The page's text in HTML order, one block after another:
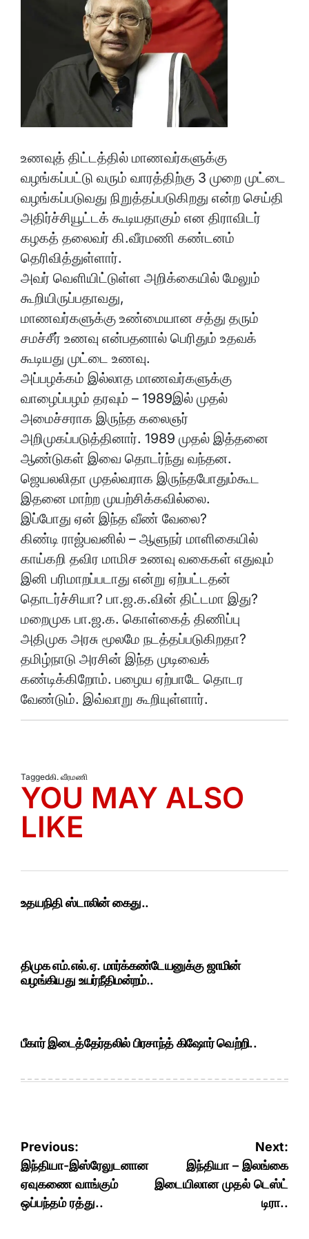
உணவுத் திட்டத்தில் மாணவர்களுக்கு
வழங்கப்பட்டு வரும் வாரத்திற்கு 3 முறை முட்டை
வழங்கப்படுவது நிறுத்தப்படுகிறது என்ற செய்தி
அதிர்ச்சியூட்டக் கூடியதாகும் என திராவிடர்
கழகத் தலைவர் கி.வீரமணி கண்டனம்
தெரிவித்துள்ளார்.
அவர் வெளியிட்டுள்ள அறிக்கையில் மேலும்
கூறியிருப்பதாவது,
மாணவர்களுக்கு உண்மையான சத்து தரும்
சமச்சீர் உணவு என்பதனால் பெரிதும் உதவக்
கூடியது முட்டை உணவு.
அப்பழக்கம் இல்லாத மாணவர்களுக்கு
வாழைப்பழம் தரவும் – 1989இல் முதல்
அமைச்சராக இருந்த கலைஞர்
அறிமுகப்படுத்தினார். 1989 முதல் இத்தனை
ஆண்டுகள் இவை தொடர்ந்து வந்தன.
ஜெயலலிதா முதல்வராக இருந்தபோதும்கூட
இதனை மாற்ற முயற்சிக்கவில்லை.
இப்போது ஏன் இந்த வீண் வேலை?
கிண்டி ராஜ்பவனில் – ஆளுநர் மாளிகையில்
காய்கறி தவிர மாமிச உணவு வகைகள் எதுவும்
இனி பரிமாறப்படாது என்று ஏற்பட்டதன்
தொடர்ச்சியா? பா.ஜ.க.வின் திட்டமா இது?
மறைமுக பா.ஜ.க. கொள்கைத் திணிப்பு
அதிமுக அரசு மூலமே நடத்தப்படுகிறதா?
தமிழ்நாடு அரசின் இந்த முடிவைக்
கண்டிக்கிறோம். பழைய ஏற்பாடே தொடர
வேண்டும். இவ்வாறு கூறியுள்ளார்.
Taggedகி. வீரமணி
YOU MAY ALSO
LIKE
உதயநிதி ஸ்டாலின் கைது..
திமுக எம்.எல்.ஏ. மார்க்கண்டேயனுக்கு ஜாமின்
வழங்கியது உயர்நீதிமன்றம்..
பீகார் இடைத்தேர்தலில் பிரசாந்த் கிஷோர் வெற்றி..
Post
navigation
Previous:
இந்தியா-இஸ்ரேலுடனான
ஏவுகணை வாங்கும்
ஒப்பந்தம் ரத்து..
Next:
இந்தியா – இலங்கை
இடையிலான முதல் டெஸ்ட்
டிரா..